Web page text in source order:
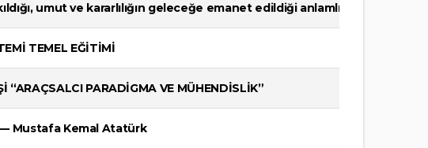
umut ve kararlılığın geleceğe emanet edildiği anlamlı bir
TEMEL EĞİTİMİ
“ARAÇSALCI PARADİGMA VE MÜHENDİSLİK”
— Mustafa Kemal Atatürk